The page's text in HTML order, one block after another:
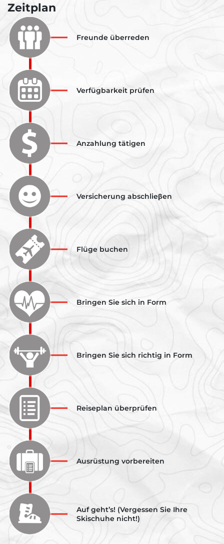
Zeitplan
Freunde überreden
Verfügbarkeit prüfen
Anzahlung tätigen
Versicherung abschlieβen
Flüge buchen
Bringen Sie sich in Form
Bringen Sie sich richtig in Form
Reiseplan überprüfen
Ausrüstung vorbereiten
Auf geht’s! (Vergessen Sie Ihre
Skischuhe nicht!)